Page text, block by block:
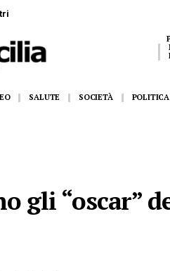
SALUTE SOCIETÀ POLITICA
gli “oscar”